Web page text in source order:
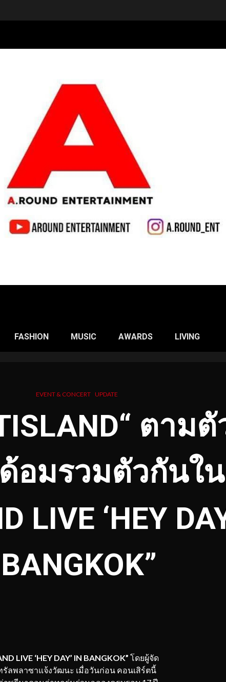
FASHION MUSIC AWARDS LIVING
EVENT & CONCERT UPDATE
ตาม
อมรวมตัวกันใน
LIVE ‘HEY
BANGKOK”
LIVE ‘HEY DAY’ IN BANGKOK” โดยผู้จัด
ลพลาซาแจ้งวัฒนะ เมื่อวันก่อน คอนเสิร์ตนี้